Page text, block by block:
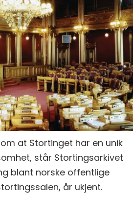
at Stortinget har en unik
står Stortingsarkivet
blant norske offentlige
år ukjent.